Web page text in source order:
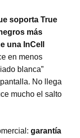
soporta True
más
una InCell
en menos
blanca”
No llega
mucho el salto
garantía